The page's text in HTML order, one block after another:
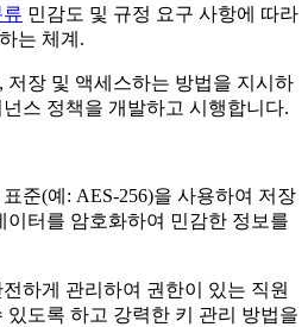
민감도 및 규정 요구 사항에 따라
는 체계.
저장 및 액세스하는 방법을 지시하
스 정책을 개발하고 시행합니다.
준(예: AES-256)을 사용하여 저장
이터를 암호화하여 민감한 정보를
하게 관리하여 권한이 있는 직원
있도록 하고 강력한 키 관리 방법을